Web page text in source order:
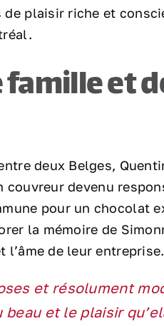
plaisir riche et
et
deux Belges,
devenu
pour un chocolat
la mémoire de
de leur entreprise.
et résolument
et le plaisir